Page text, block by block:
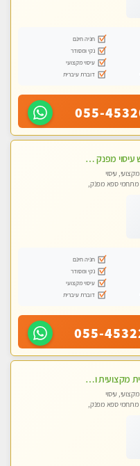
חניה חינם
נקי ומסודר
עיסוי מקצועי
דוברת עיברית
055-
בחיפה מחפש עיסוי מפנק ומרגיע ? בוא להכיר
עיסוי
מתחמי ספא מפנק,
חניה חינם
נקי ומסודר
עיסוי מקצועי
דוברת עיברית
055-
מעסה איכותית מקצועית ומפנקת
עיסוי
מתחמי ספא מפנק,